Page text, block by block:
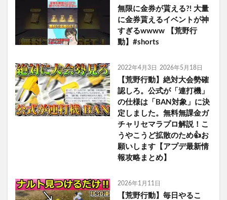
無限に金券が貰える?! 大量
に金券貰えるイベントが神
すぎるwwww 【荒野行
動】#shorts
2022年4月3日 2026年5月18日
【荒野行動】絶対大会勢確
認しろ。公式が「連打機」
の仕様は「BAN対象」に決
定しました。無料無課金ガ
チャリセマラプロ解説！こ
うやこうど拡散のため👍お
願いします【アプデ最新情
報攻略まとめ】
2026年1月11日
【荒野行動】毎日やるこ